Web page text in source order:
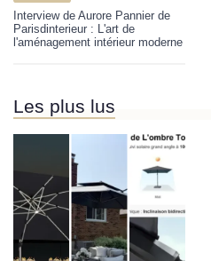
Interview de Aurore Pannier de
Parisdinterieur : L'art de
l'aménagement intérieur moderne
Les plus lus